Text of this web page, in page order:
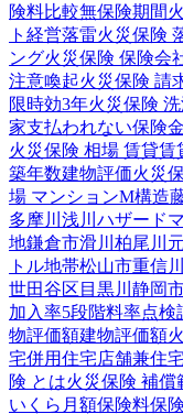
険料比較無保険期間
ト経営落雷火災保険
ング火災保険 保険会
注意喚起火災保険 請
限時効3年火災保険
家支払われない保険金
火災保険 相場 賃貸賃
築年数建物評価火災
場 マンションM構造
多摩川 浅川 ハザード
地鎌倉市滑川 柏尾川
トル地帯松山市重信川
世田谷区 目黒川 静岡
加入率5段階料率点検
物評価額建物評価額
宅併用住宅店舗兼住宅
険 とは火災保険 補償
いくら 月額保険料保